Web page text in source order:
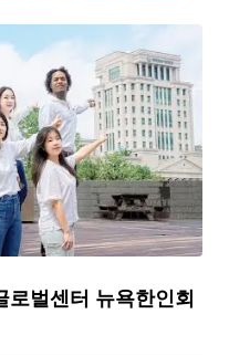
벌센터 뉴욕한인회